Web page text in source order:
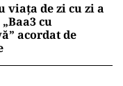
viața de zi cu zi a
cu
acordat de